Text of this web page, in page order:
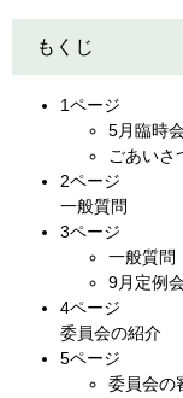
もくじ
1ページ
5月臨時
ごあいさ
2ページ
一般質問
3ページ
一般質問
9月定例
4ページ
委員会の紹介
5ページ
委員会の